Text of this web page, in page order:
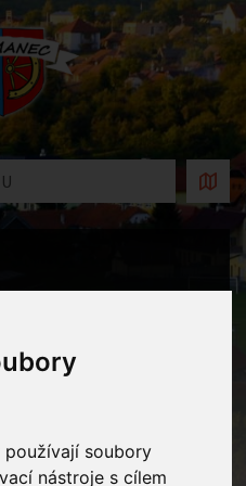
soubory
nástroje s cílem
okres Uherské